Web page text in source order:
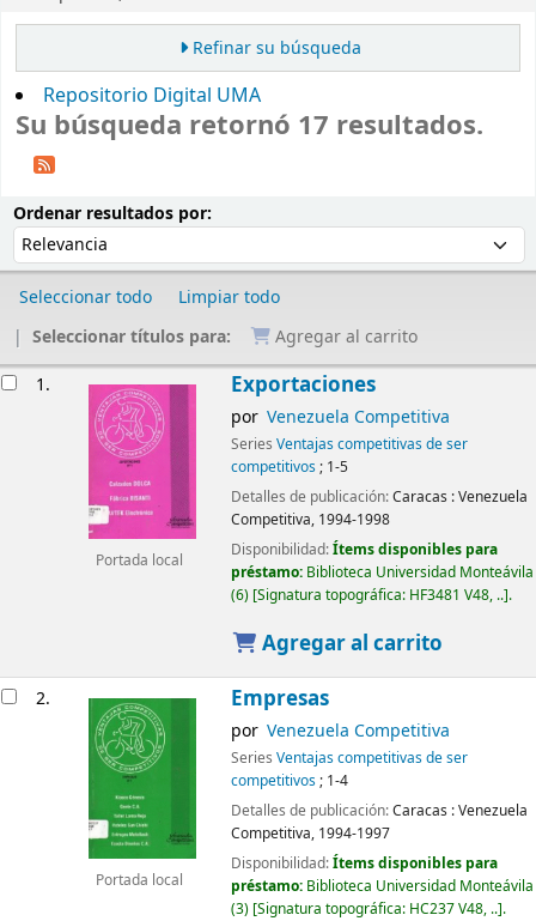
Refinar su búsqueda
Repositorio Digital UMA
Su búsqueda retornó 17 resultados.
Ordenar resultados por:
Seleccionar todo
Limpiar todo
Seleccionar títulos para:
Agregar al carrito
1.
Portada local
Exportaciones
por Venezuela Competitiva
Series Ventajas competitivas de ser
competitivos; 1-5
Detalles de publicación:Caracas :Venezuela
Competitiva, 1994-1998
Disponibilidad:Ítems disponibles para
préstamo: Biblioteca Universidad Monteávila
(6) Signatura topográfica: HF3481 V48, .. .
Agregar al carrito
2.
Portada local
Empresas
por Venezuela Competitiva
Series Ventajas competitivas de ser
competitivos; 1-4
Detalles de publicación:Caracas :Venezuela
Competitiva, 1994-1997
Disponibilidad:Ítems disponibles para
préstamo: Biblioteca Universidad Monteávila
(3) Signatura topográfica: HC237 V48, .. .